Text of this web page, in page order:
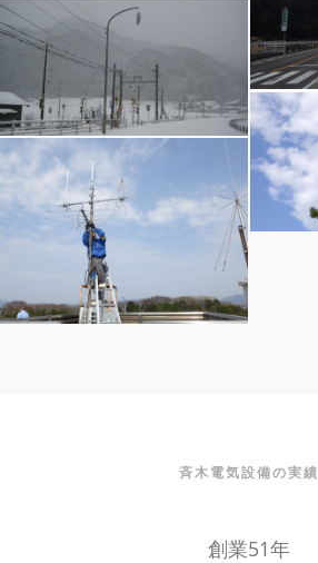
斉木電気設備の実績
創業51年